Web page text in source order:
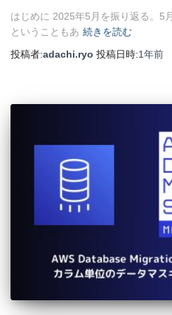
はじめに 2025年5月を振り返る。5
ということもあ 続きを読む
投稿者:adachi.ryo 投稿日時:1年前